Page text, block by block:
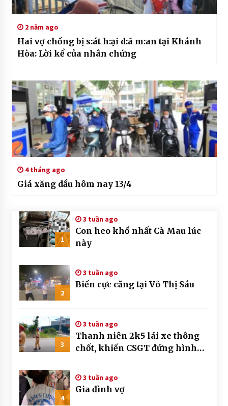
2 năm ago
Hai vợ chồng bị s:át h:ại d:ã m:an tại Khánh
Hòa: Lời kể của nhân chứng
4 tháng ago
Giá xăng dầu hôm nay 13/4
1
3 tuần ago
Con heo khổ nhất Cà Mau lúc
này
2
3 tuần ago
Biến cực căng tại Võ Thị Sáu
3
3 tuần ago
Thanh niên 2k5 lái xe thông
chốt, khiến CSGT đứng hình
4
3 tuần ago
Gia đình vợ